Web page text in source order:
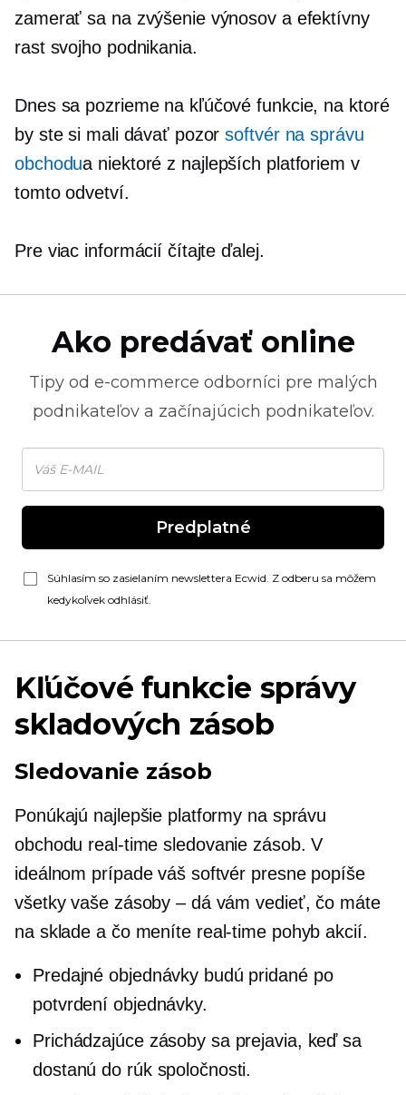
zamerať sa na zvýšenie výnosov a efektívny
rast svojho podnikania.
Dnes sa pozrieme na kľúčové funkcie, na ktoré
by ste si mali dávať pozorsoftvér na správu
obchodua niektoré z najlepších platforiem v
tomto odvetví.
Pre viac informácií čítajte ďalej.
Ako predávať online
Tipy od e-commerce odborníci pre malých
podnikateľov a začínajúcich podnikateľov.
Predplatné
Súhlasím so zasielaním newslettera Ecwid. Z odberu sa môžem
kedykoľvek odhlásiť.
Kľúčové funkcie správy
skladových zásob
Sledovanie zásob
Ponúkajú najlepšie platformy na správu
obchodu real-time sledovanie zásob. V
ideálnom prípade váš softvér presne popíše
všetky vaše zásoby – dá vám vedieť, čo máte
na sklade a čo meníte real-timepohyb akcií.
Predajné objednávky budú pridané po
potvrdení objednávky.
Prichádzajúce zásoby sa prejavia, keď sa
dostanú do rúk spoločnosti.